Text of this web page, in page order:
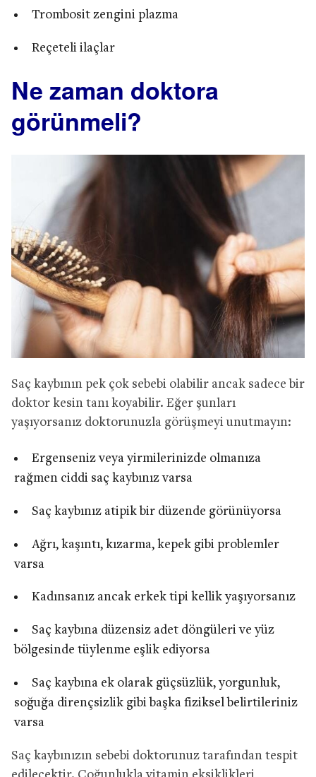
Trombosit zengini plazma
Reçeteli ilaçlar
Ne zaman doktora
görünmeli?
Saç kaybının pek çok sebebi olabilir ancak sadece bir
doktor kesin tanı koyabilir. Eğer şunları
yaşıyorsanız doktorunuzla görüşmeyi unutmayın:
Ergenseniz veya yirmilerinizde olmanıza
rağmen ciddi saç kaybınız varsa
Saç kaybınız atipik bir düzende görünüyorsa
Ağrı, kaşıntı, kızarma, kepek gibi problemler
varsa
Kadınsanız ancak erkek tipi kellik yaşıyorsanız
Saç kaybına düzensiz adet döngüleri ve yüz
bölgesinde tüylenme eşlik ediyorsa
Saç kaybına ek olarak güçsüzlük, yorgunluk,
soğuğa dirençsizlik gibi başka fiziksel belirtileriniz
varsa
Saç kaybınızın sebebi doktorunuz tarafından tespit